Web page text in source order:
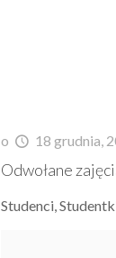
o 18 grudnia,
Odwołane
Studenci,